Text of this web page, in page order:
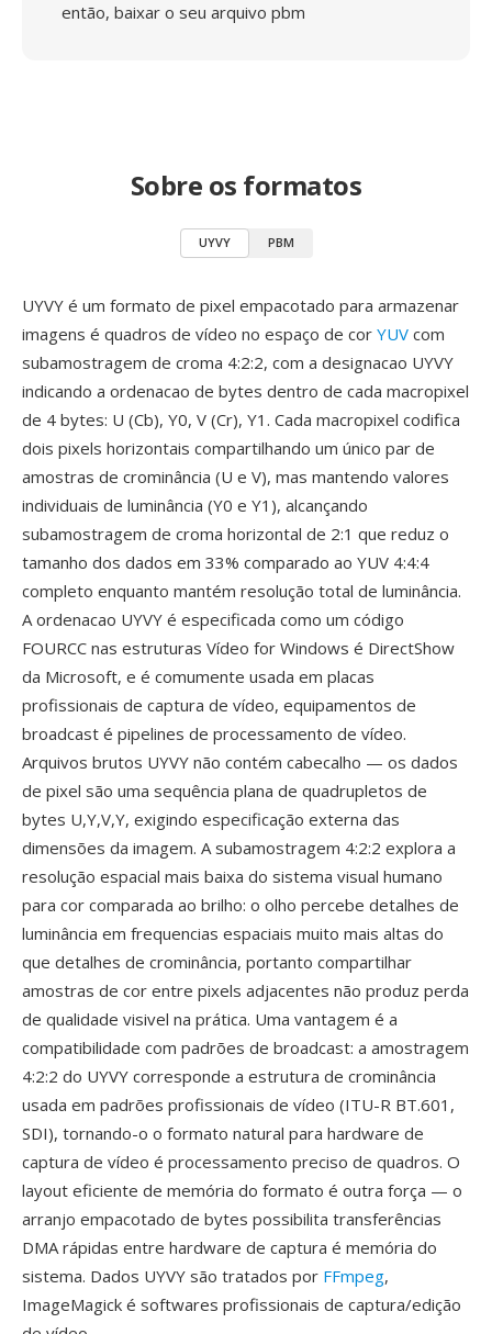
então, baixar o seu arquivo pbm
Sobre os formatos
UYVY PBM
UYVY é um formato de pixel empacotado para armazenar
imagens é quadros de vídeo no espaço de cor YUV com
subamostragem de croma 4:2:2, com a designacao UYVY
indicando a ordenacao de bytes dentro de cada macropixel
de 4 bytes: U (Cb), Y0, V (Cr), Y1. Cada macropixel codifica
dois pixels horizontais compartilhando um único par de
amostras de crominância (U e V), mas mantendo valores
individuais de luminância (Y0 e Y1), alcançando
subamostragem de croma horizontal de 2:1 que reduz o
tamanho dos dados em 33% comparado ao YUV 4:4:4
completo enquanto mantém resolução total de luminância.
A ordenacao UYVY é especificada como um código
FOURCC nas estruturas Vídeo for Windows é DirectShow
da Microsoft, e é comumente usada em placas
profissionais de captura de vídeo, equipamentos de
broadcast é pipelines de processamento de vídeo.
Arquivos brutos UYVY não contém cabecalho — os dados
de pixel são uma sequência plana de quadrupletos de
bytes U,Y,V,Y, exigindo especificação externa das
dimensões da imagem. A subamostragem 4:2:2 explora a
resolução espacial mais baixa do sistema visual humano
para cor comparada ao brilho: o olho percebe detalhes de
luminância em frequencias espaciais muito mais altas do
que detalhes de crominância, portanto compartilhar
amostras de cor entre pixels adjacentes não produz perda
de qualidade visivel na prática. Uma vantagem é a
compatibilidade com padrões de broadcast: a amostragem
4:2:2 do UYVY corresponde a estrutura de crominância
usada em padrões profissionais de vídeo (ITU-R BT.601,
SDI), tornando-o o formato natural para hardware de
captura de vídeo é processamento preciso de quadros. O
layout eficiente de memória do formato é outra força — o
arranjo empacotado de bytes possibilita transferências
DMA rápidas entre hardware de captura é memória do
sistema. Dados UYVY são tratados por FFmpeg,
ImageMagick é softwares profissionais de captura/edição